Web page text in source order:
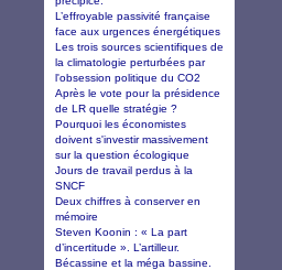
L’effroyable passivité française
face aux urgences énergétiques
Les trois sources scientifiques de
la climatologie perturbées par
l'obsession politique du CO2
Après le vote pour la présidence
de LR quelle stratégie ?
Pourquoi les économistes
doivent s'investir massivement
sur la question écologique
Jours de travail perdus à la
SNCF
Deux chiffres à conserver en
mémoire
Steven Koonin : « La part
d’incertitude ». L’artilleur.
Bécassine et la méga bassine.